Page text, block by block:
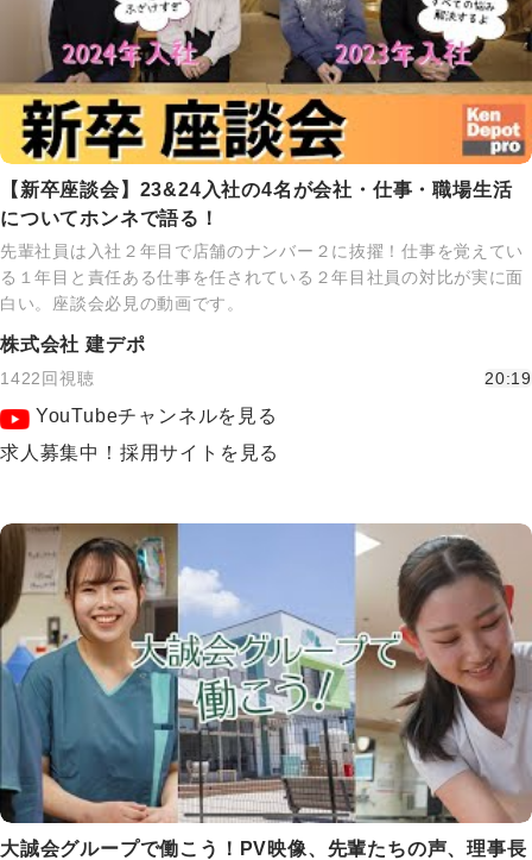
【新卒座談会】23&24入社の4名が会社・仕事・職場生活
についてホンネで語る！
先輩社員は入社２年目で店舗のナンバー２に抜擢！仕事を覚えてい
る１年目と責任ある仕事を任されている２年目社員の対比が実に面
白い。座談会必見の動画です。
株式会社 建デポ
1422回視聴 20:19
YouTubeチャンネルを見る
求人募集中！採用サイトを見る
大誠会グループで働こう！PV映像、先輩たちの声、理事長